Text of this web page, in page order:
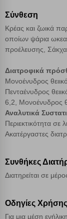
Σύνθεση
Κρέας και ζωικά
οποίων ψάρια
προέλευσης,
Διατροφικά
Μονοένυδρος
Πενταένυδρος
6,2, Μονοένυδρος
Αναλυτικά
Περιεκτικότητα σε
Ακατέργαστες
Συνθήκες
Διατηρείται σε
Οδηγίες Χρήσης
Για μια μέση
επάνω δεξιά,
μπορεί να
χρήσης των
Λειτουργικά
Cookies
Cookies
Απολύτως